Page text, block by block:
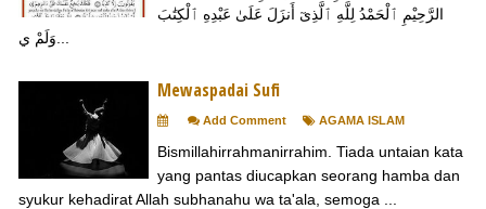
الرَّحِيْمِ ٱلْحَمْدُ لِلَّهِ ٱلَّذِىٓ أَنزَلَ عَلَىٰ عَبْدِهِ ٱلْكِتَٰبَ
Mewaspadai Sufi
Add Comment AGAMA ISLAM
Bismillahirrahmanirrahim. Tiada untaian kata
yang pantas diucapkan seorang hamba dan
syukur kehadirat Allah subhanahu wa ta'ala, semoga ...